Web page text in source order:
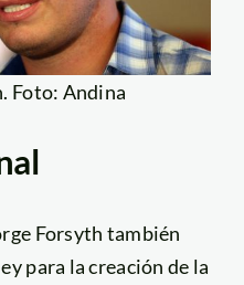
Foto: Andina
Forsyth también
para la creación de la